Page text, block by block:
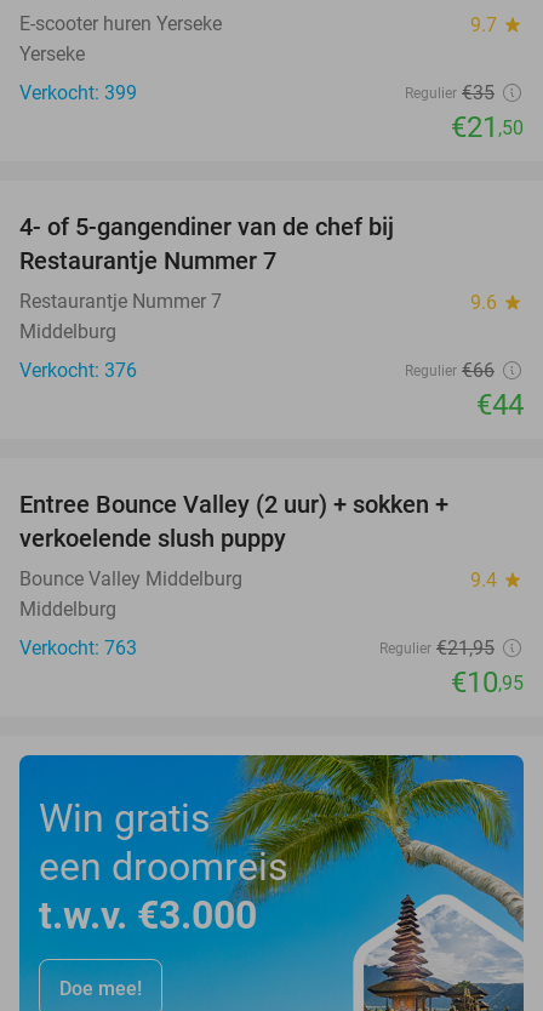
E-scooter huren Yerseke 9.7 star
Yerseke
Verkocht: 399
Regulier €35
€21 ,50
4- of 5-gangendiner van de chef bij
Restaurantje Nummer 7
Restaurantje Nummer 7 9.6 star
Middelburg
Verkocht: 376
Regulier €66
€44
Entree Bounce Valley (2 uur) + sokken +
verkoelende slush puppy
Bounce Valley Middelburg 9.4 star
Middelburg
Verkocht: 763
Regulier €21,95
€10,95
Win gratis
een droomreis
t.w.v. €3.000
Doe mee!